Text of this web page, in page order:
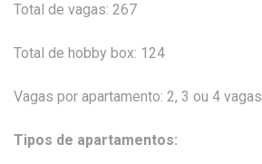
Total de vagas: 267
Total de hobby box: 124
Vagas por apartamento: 2, 3 ou 4 vagas
Tipos de apartamentos: